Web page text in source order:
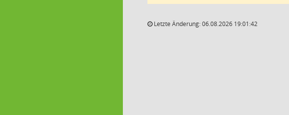
Letzte Änderung: 06.08.2026 19:01:42